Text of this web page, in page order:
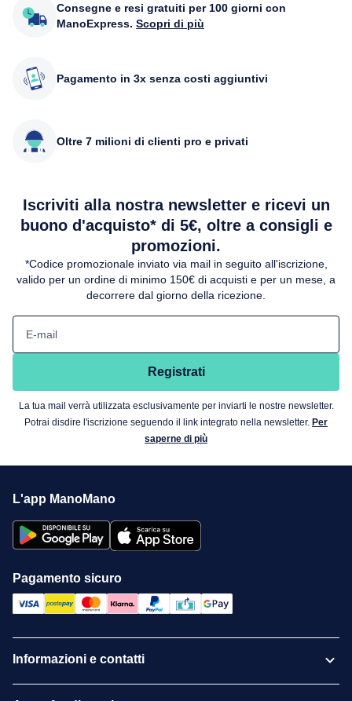
Consegne e resi gratuiti per 100 giorni con
ManoExpress. Scopri di più
Pagamento in 3x senza costi aggiuntivi
Oltre 7 milioni di clienti pro e privati
Iscriviti alla nostra newsletter e ricevi un
buono d'acquisto* di 5€, oltre a consigli e
promozioni.
*Codice promozionale inviato via mail in seguito all'iscrizione,
valido per un ordine di minimo 150€ di acquisti e per un mese, a
decorrere dal giorno della ricezione.
E-mail
Registrati
La tua mail verrà utilizzata esclusivamente per inviarti le nostre newsletter.
Potrai disdire l'iscrizione seguendo il link integrato nella newsletter. Per
saperne di più
L'app ManoMano
Pagamento sicuro
Informazioni e contatti